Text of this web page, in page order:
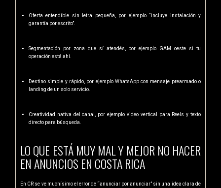
Oferta entendible sin letra pequeña, por ejemplo “incluye instalación y
garantía por escrito”.
Segmentación por zona que sí atendés, por ejemplo GAM oeste si tu
operación está ahí.
Destino simple y rápido, por ejemplo WhatsApp con mensaje prearmado o
landing de un solo servicio.
Creatividad nativa del canal, por ejemplo video vertical para Reels y texto
directo para búsqueda.
LO QUE ESTÁ MUY MAL Y MEJOR NO HACER
EN ANUNCIOS EN COSTA RICA
En CR se ve muchísimo el error de “anunciar por anunciar” sin una idea clara de